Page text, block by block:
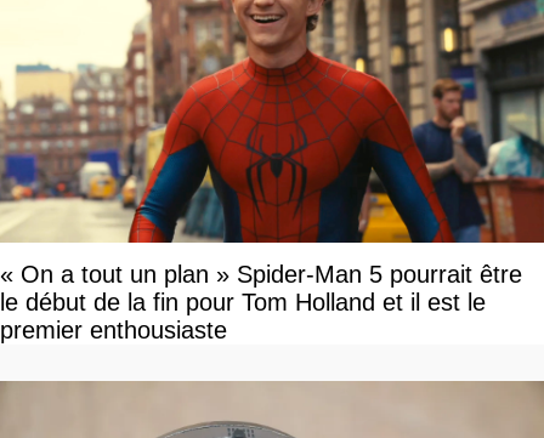
« On a tout un plan » Spider-Man 5 pourrait être
le début de la fin pour Tom Holland et il est le
premier enthousiaste